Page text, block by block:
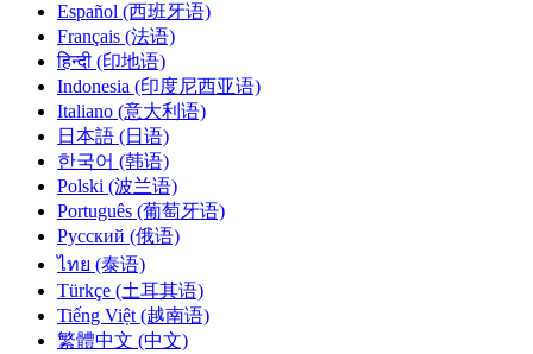
Español (西班牙语)
Français (法语)
हिन्दी (印地语)
Indonesia (印度尼西亚语)
Italiano (意大利语)
日本語 (日语)
한국어 (韩语)
Polski (波兰语)
Português (葡萄牙语)
Русский (俄语)
ไทย (泰语)
Türkçe (土耳其语)
Tiếng Việt (越南语)
繁體中文 (中文)